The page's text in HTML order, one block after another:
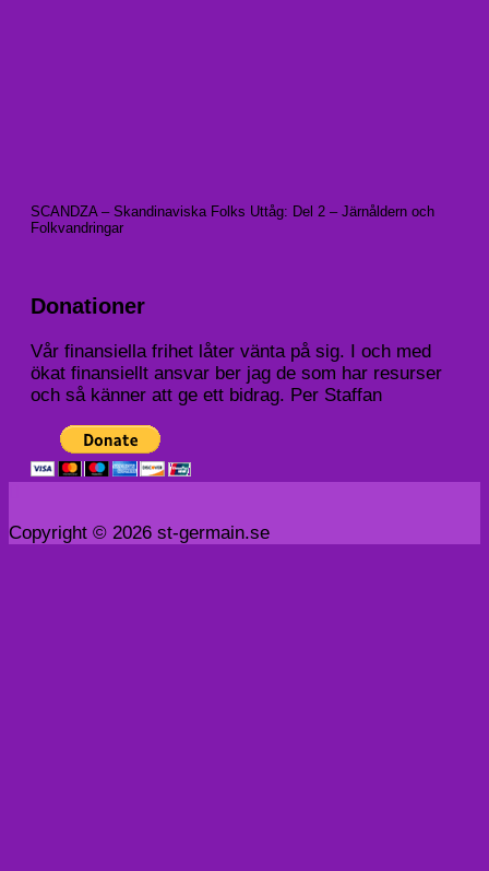
SCANDZA – Skandinaviska Folks Uttåg: Del 2 – Järnåldern och
Folkvandringar
Donationer
Vår finansiella frihet låter vänta på sig. I och med
ökat finansiellt ansvar ber jag de som har resurser
och så känner att ge ett bidrag. Per Staffan
Copyright © 2026 st-germain.se